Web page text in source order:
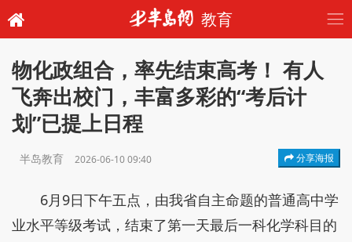
教育
物化政组合，率先结束高考！ 有人
飞奔出校门，丰富多彩的“考后计
划”已提上日程
半岛教育 2026-06-10 09:40 分享海报
6月9日下午五点，由我省自主命题的普通高中学
业水平等级考试，结束了第一天最后一科化学科目的